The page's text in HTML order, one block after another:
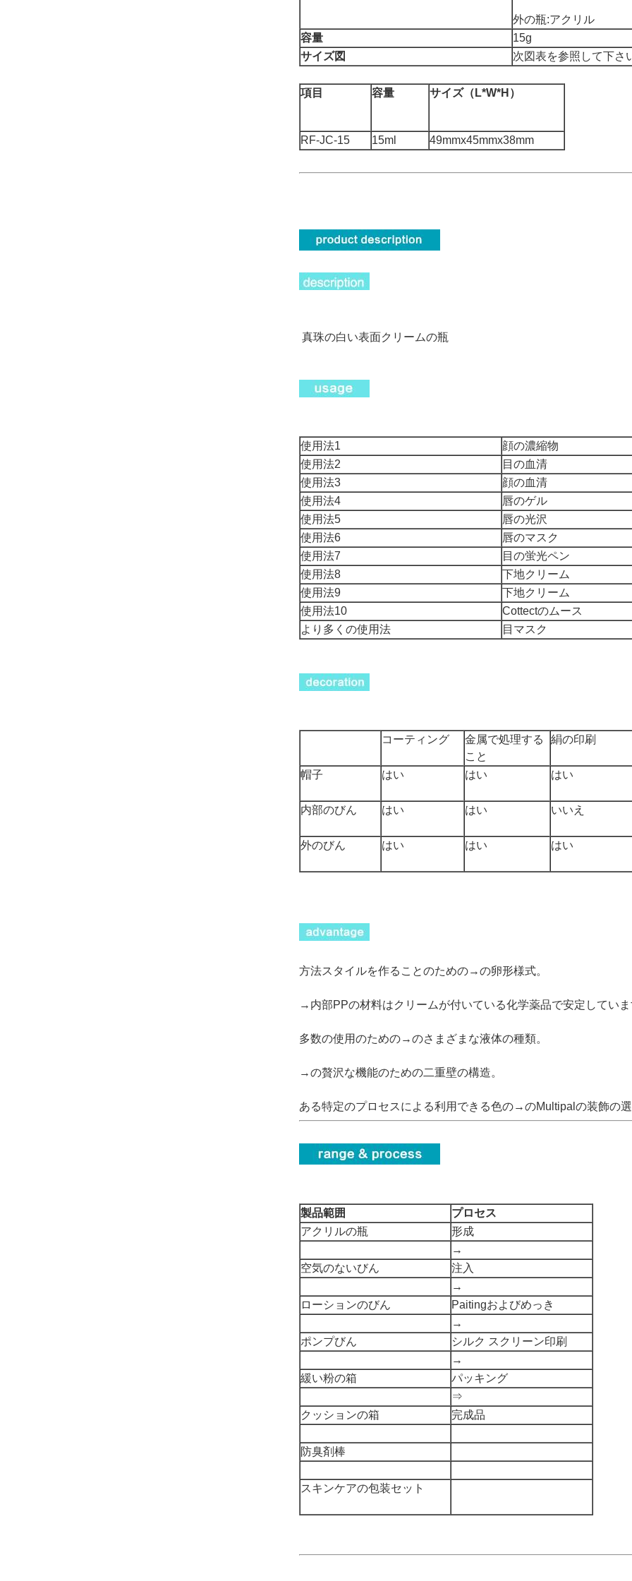
外の瓶:アクリル
容量
15g
サイズ図
次図表を参照して下さ
項目 容量 サイズ（L*W*H）
RF-JC-15 15ml 49mmx45mmx38mm
真珠の白い表面クリームの瓶
使用法1
顔の濃縮物
使用法2
目の血清
使用法3
顔の血清
使用法4
唇のゲル
使用法5
唇の光沢
使用法6
唇のマスク
使用法7
目の蛍光ペン
使用法8
下地クリーム
使用法9
下地クリーム
使用法10
Cottectのムース
より多くの使用法
目マスク
コーティング
金属で処理する
こと
絹の印刷
帽子 はい はい はい
内部のびん はい はい いいえ
外のびん はい はい はい
方法スタイルを作ることのための→の卵形様式。
→内部PPの材料はクリームが付いている化学薬品で安定してい
多数の使用のための→のさまざまな液体の種類。
→の贅沢な機能のための二重壁の構造。
ある特定のプロセスによる利用できる色の→のMultipalの装飾の
製品範囲
プロセス
アクリルの瓶
形成
→
空気のないびん
注入
→
ローションのびん
Paitingおよびめっき
→
ポンプびん
シルク スクリーン印刷
→
緩い粉の箱
パッキング
⇒
クッションの箱
完成品
防臭剤棒
スキンケアの包装セット